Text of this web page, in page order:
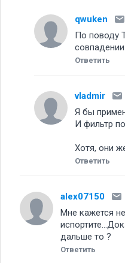
qwuken
По поводу
Ответить
vladmir
Я бы
И фильтр
Хотя, они
Ответить
alex07150
Мне кажется
дальше то
Ответить